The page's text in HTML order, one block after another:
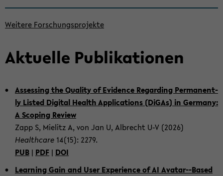
Wei­te­re For­schungs­pro­jek­te
Ak­tu­el­le Pu­bli­ka­tio­nen
As­ses­sing the Qua­li­ty of Evi­den­ce Re­gar­ding Per­ma­nent­
ly Listed Di­gi­tal Health Ap­p­li­ca­ti­ons (DiGAs) in Ger­ma­ny:
A Scoping Re­view
Zapp S, Mie­litz A, von Jan U, Al­brecht U-V (2026)
Health­ca­re 14(15): 2279.
PUB | PDF | DOI
Lear­ning Gain and User Ex­pe­ri­ence of AI Avatar-​-Based